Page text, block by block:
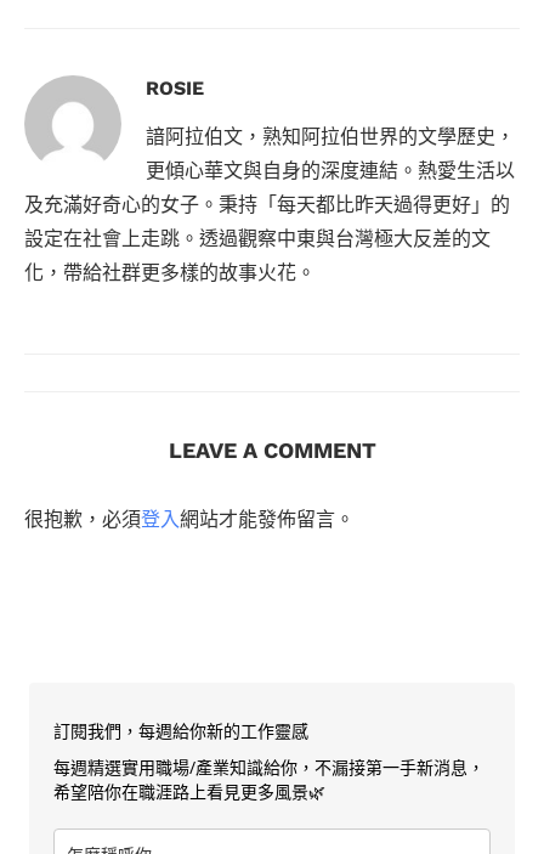
ROSIE
諳阿拉伯文，熟知阿拉伯世界的文學歷史，
更傾心華文與自身的深度連結。熱愛生活以
及充滿好奇心的女子。秉持「每天都比昨天過得更好」的
設定在社會上走跳。透過觀察中東與台灣極大反差的文
化，帶給社群更多樣的故事火花。
LEAVE A COMMENT
很抱歉，必須登入網站才能發佈留言。
訂閱我們，每週給你新的工作靈感
每週精選實用職場/產業知識給你，不漏接第一手新消息，
希望陪你在職涯路上看見更多風景🌿